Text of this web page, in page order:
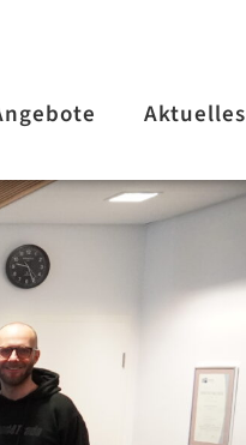
Aktuelles